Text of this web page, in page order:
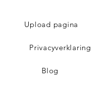
Upload pagina
Privacyverklaring
Blog